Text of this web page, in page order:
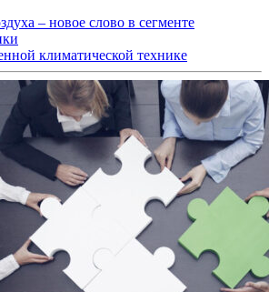
– новое слово в сегменте
климатической технике